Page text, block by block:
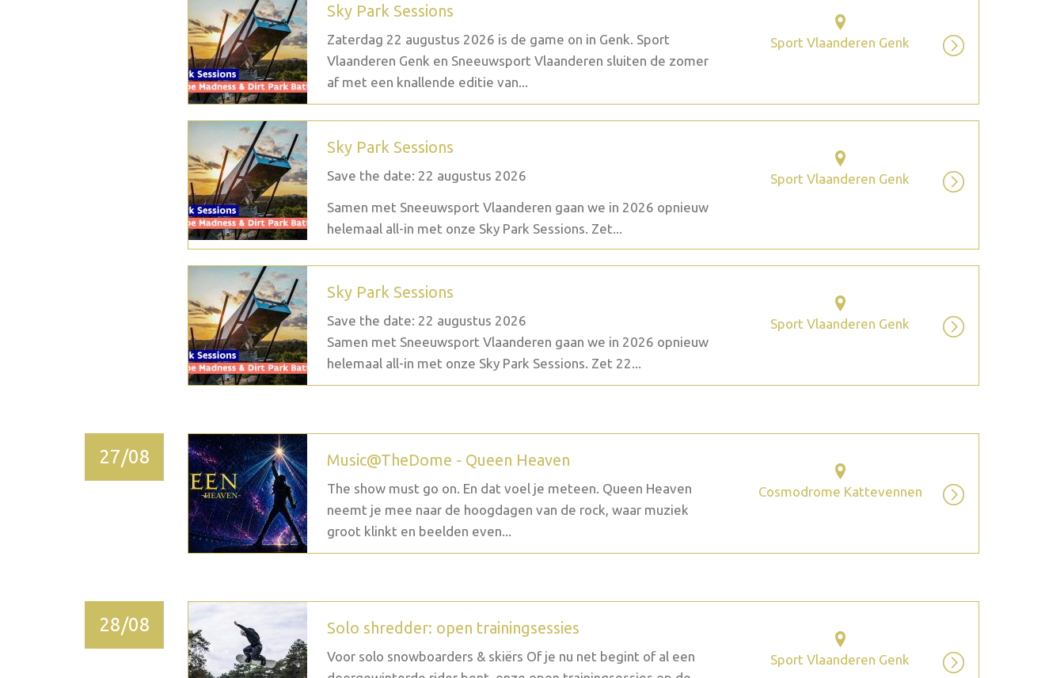
Sky Park Sessions
Zaterdag 22 augustus 2026 is de game on in Genk. Sport
Vlaanderen Genk en Sneeuwsport Vlaanderen sluiten de zomer
af met een knallende editie van...
Sport Vlaanderen Genk
Sky Park Sessions
Save the date: 22 augustus 2026
Samen met Sneeuwsport Vlaanderen gaan we in 2026 opnieuw
helemaal all-in met onze Sky Park Sessions. Zet...
Sport Vlaanderen Genk
Sky Park Sessions
Save the date: 22 augustus 2026
Samen met Sneeuwsport Vlaanderen gaan we in 2026 opnieuw
helemaal all-in met onze Sky Park Sessions. Zet 22...
Sport Vlaanderen Genk
27/08 Music@TheDome - Queen Heaven
The show must go on. En dat voel je meteen. Queen Heaven
neemt je mee naar de hoogdagen van de rock, waar muziek
groot klinkt en beelden even...
Cosmodrome Kattevennen
28/08 Solo shredder: open trainingsessies
Voor solo snowboarders & skiërs Of je nu net begint of al een
Sport Vlaanderen Genk